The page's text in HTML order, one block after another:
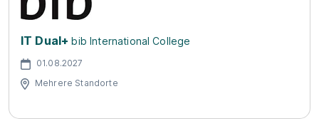
IT Dual+ bib International College
01.08.2027
Mehrere Standorte